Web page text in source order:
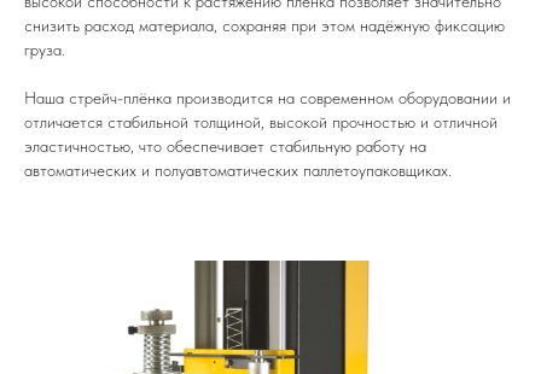
снизить расход материала, сохраняя при этом надёжную фиксацию
груза.
Наша стрейч-плёнка производится на современном оборудовании и
отличается стабильной толщиной, высокой прочностью и отличной
эластичностью, что обеспечивает стабильную работу на
автоматических и полуавтоматических паллетоупаковщиках.